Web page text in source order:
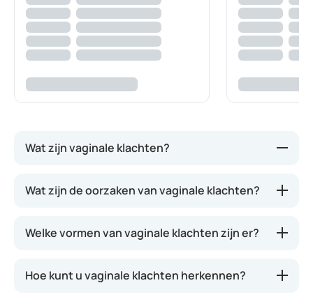
Wat zijn vaginale klachten?
contact staat met de buitenlucht. Bovendien is het
kunnen gedijen. Infecties komen dan ook geregeld
onderverdeeld in infecties veroorzaakt door
schimmels, zoals candida, en infecties veroorzaakt
Wat zijn de oorzaken van vaginale klachten?
Welke vormen van vaginale klachten zijn er?
Hoe kunt u vaginale klachten herkennen?